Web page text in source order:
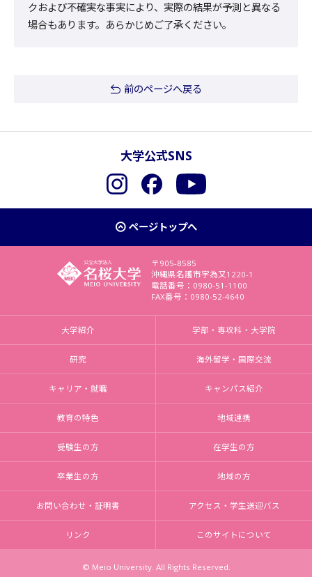
クおよび不確実な事実により、実際の結果が予測と異なる
場合もあります。あらかじめご了承ください。
前のページへ戻る
大学公式SNS
InstagramFacebookYouTube
ページトップへ
〒905-8585
沖縄県名護市字為又1220-1
電話番号：0980-51-1100
FAX番号：0980-52-4640
大学紹介 学部・専攻科・大学院
研究 海外留学・国際交流
キャリア・就職 キャンパス紹介
教育の特色 地域連携
受験生の方 在学生の方
卒業生の方 地域の方
お問い合わせ・証明書 アクセス・学生送迎バス
リンク このサイトについて
© Meio University. All Rights Reserved.